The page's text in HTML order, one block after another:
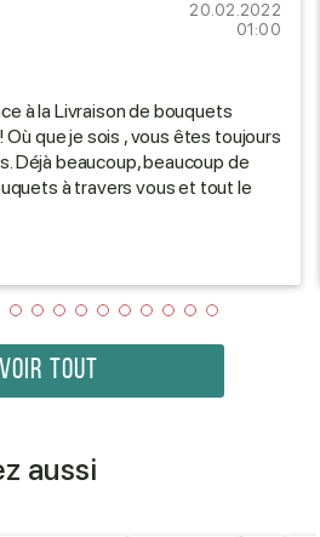
20.02.2022
01:00
à la Livraison de bouquets
que je sois , vous êtes toujours
Déjà beaucoup, beaucoup de
à travers vous et tout le
VOIR TOUT
aussi